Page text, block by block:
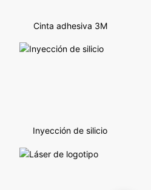
Cinta adhesiva 3M
Inyección de silicio